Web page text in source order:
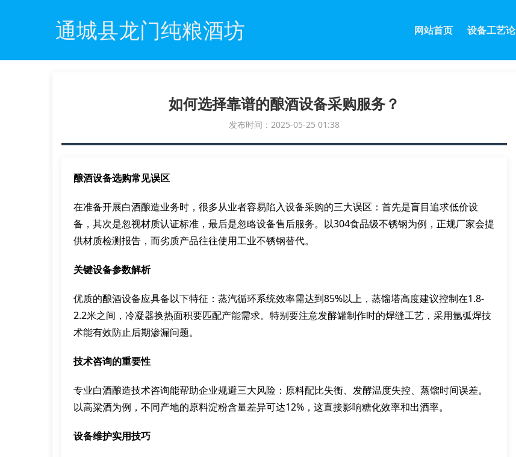
通城县龙门纯粮酒坊 网站首页 设备工艺论
如何选择靠谱的酿酒设备采购服务？
发布时间：2025-05-25 01:38
酿酒设备选购常见误区
在准备开展白酒酿造业务时，很多从业者容易陷入设备采购的三大误区：首先是盲目追求低价设
备，其次是忽视材质认证标准，最后是忽略设备售后服务。以304食品级不锈钢为例，正规厂家会提
供材质检测报告，而劣质产品往往使用工业不锈钢替代。
关键设备参数解析
优质的酿酒设备应具备以下特征：蒸汽循环系统效率需达到85%以上，蒸馏塔高度建议控制在1.8-
2.2米之间，冷凝器换热面积要匹配产能需求。特别要注意发酵罐制作时的焊缝工艺，采用氩弧焊技
术能有效防止后期渗漏问题。
技术咨询的重要性
专业白酒酿造技术咨询能帮助企业规避三大风险：原料配比失衡、发酵温度失控、蒸馏时间误差。
以高粱酒为例，不同产地的原料淀粉含量差异可达12%，这直接影响糖化效率和出酒率。
设备维护实用技巧